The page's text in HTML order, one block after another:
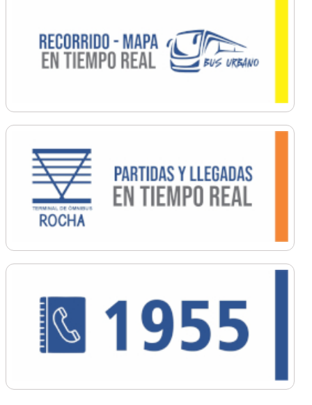
Ordenamiento
Promoción Social
Salud
Secretaría General